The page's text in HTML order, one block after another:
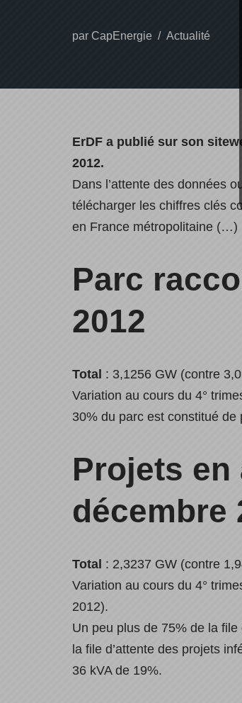
par CapEnergie Actualité
ErDF a publié sur son
2012.
Dans l’attente des données
télécharger les chiffres clés
en France métropolitaine (…)
Parc
2012
Total : 3,1256 GW (contre
Variation au cours du 4°
30% du parc est constitué de
Projets en
décembre
Total : 2,3237 GW (contre
Variation au cours du 4°
2012).
Un peu plus de 75% de la
la file d’attente des projets
36 kVA de 19%.